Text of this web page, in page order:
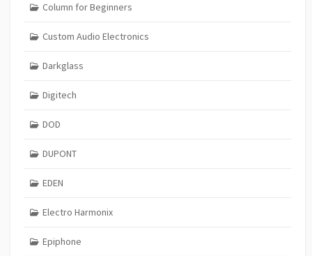
Column for Beginners
Custom Audio Electronics
Darkglass
Digitech
DOD
DUPONT
EDEN
Electro Harmonix
Epiphone